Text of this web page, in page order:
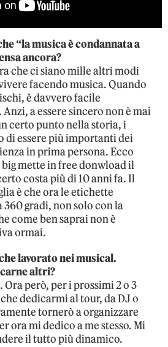
“la musica è condannata a
ancora?
che ci siano mille altri modi
facendo musica. Quando
è davvero facile
a essere sincero non è mai
certo punto nella storia, i
di essere più importanti dei
in prima persona. Ecco
big mette in free donwload il
costa più di 10 anni fa. Il
è che ora le etichette
gradi, non solo con la
come ben saprai non è
ormai.
lavorato nei musical.
altri?
Ora però, per i prossimi 2 o 3
dedicarmi al tour, da DJ o
tornerò a organizzare
ora mi dedico a me stesso. Mi
il tutto più dinamico.